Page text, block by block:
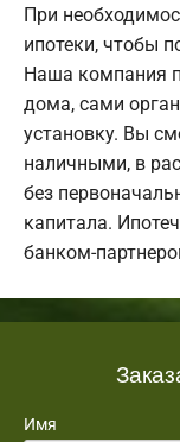
При
ипотеки, чтобы
Наша компания
дома, сами
установку. Вы
наличными, в
без
капитала.
банком-
Имя